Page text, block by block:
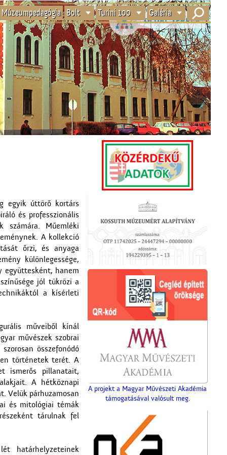
Múzeumpedagógia Bolt Turini 100 Galéria
egyik úttörő kortárs
és professzionális
számára. Műemléki
A kollekció
őrzi, és anyaga
különlegessége,
együttesként, hanem
jól tükrözi a
a kísérleti
műveiből kínál
művészek szobrai
összefonódó
történetek terét. A
ismerős pillanatait,
A hétköznapi
Velük párhuzamosan
és mitológiai témák
tárulnak fel
határhelyzeteinek
A projekt a Magyar Művészeti Akadémia
támogatásával valósult meg.